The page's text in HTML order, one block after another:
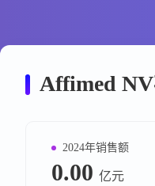
Affimed
2024年销售额
0.00 亿元